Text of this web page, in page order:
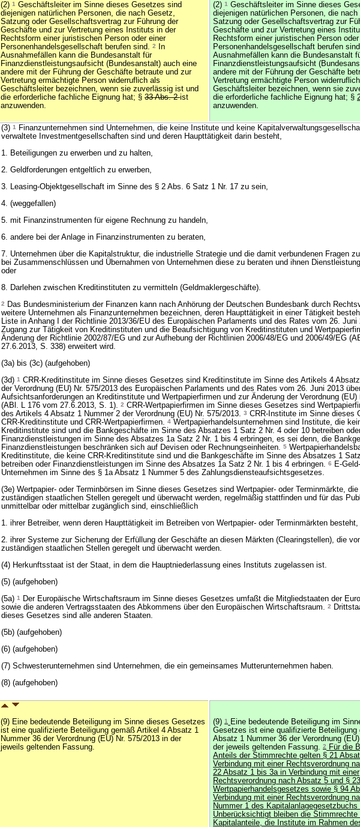
(2) 1 Geschäftsleiter im Sinne dieses Gesetzes sind
diejenigen natürlichen Personen, die nach Gesetz,
Satzung oder Gesellschaftsvertrag zur Führung der
Geschäfte und zur Vertretung eines Instituts in der
Rechtsform einer juristischen Person oder einer
Personenhandelsgesellschaft berufen sind. 2
In
Ausnahmefällen kann die Bundesanstalt für
Finanzdienstleistungsaufsicht (Bundesanstalt) auch eine
andere mit der Führung der Geschäfte betraute und zur
Vertretung ermächtigte Person widerruflich als
Geschäftsleiter bezeichnen, wenn sie zuverlässig ist und
die erforderliche fachliche Eignung hat; § 33 Abs. 2ist
anzuwenden.
(2) 1 Geschäftsleiter im Sinne dieses
diejenigen natürlichen Personen, die nach
Satzung oder Gesellschaftsvertrag zur
Geschäfte und zur Vertretung eines
Rechtsform einer juristischen Person
Personenhandelsgesellschaft berufen
Ausnahmefällen kann die Bundesanstalt
Finanzdienstleistungsaufsicht
andere mit der Führung der Geschäfte
Vertretung ermächtigte Person
Geschäftsleiter bezeichnen, wenn sie
die erforderliche fachliche Eignung hat; §
anzuwenden.
(3) 1
Finanzunternehmen sind Unternehmen, die keine Institute und keine
verwaltete Investmentgesellschaften sind und deren Haupttätigkeit darin besteht,
1. Beteiligungen zu erwerben und zu halten,
2. Geldforderungen entgeltlich zu erwerben,
3. Leasing-Objektgesellschaft im Sinne des § 2 Abs. 6 Satz 1 Nr. 17 zu sein,
4. (weggefallen)
5. mit Finanzinstrumenten für eigene Rechnung zu handeln,
6. andere bei der Anlage in Finanzinstrumenten zu beraten,
7. Unternehmen über die Kapitalstruktur, die industrielle Strategie und die damit verbundenen Fragen
bei Zusammenschlüssen und Übernahmen von Unternehmen diese zu beraten und ihnen
oder
8. Darlehen zwischen Kreditinstituten zu vermitteln (Geldmaklergeschäfte).
2
Das Bundesministerium der Finanzen kann nach Anhörung der Deutschen Bundesbank durch
weitere Unternehmen als Finanzunternehmen bezeichnen, deren Haupttätigkeit in einer Tätigkeit
Liste in Anhang I der Richtlinie 2013/36/EU des Europäischen Parlaments und des Rates vom 26. Juni
Zugang zur Tätigkeit von Kreditinstituten und die Beaufsichtigung von Kreditinstituten und
Änderung der Richtlinie 2002/87/EG und zur Aufhebung der Richtlinien 2006/48/EG und 2006/49/EG
27.6.2013, S. 338) erweitert wird.
(3a) bis (3c) (aufgehoben)
(3d) 1 CRR-Kreditinstitute im Sinne dieses Gesetzes sind Kreditinstitute im Sinne des Artikels 4
der Verordnung (EU) Nr. 575/2013 des Europäischen Parlaments und des Rates vom 26. Juni 2013
Aufsichtsanforderungen an Kreditinstitute und Wertpapierfirmen und zur Änderung der Verordnung (EU)
(ABl. L 176 vom 27.6.2013, S. 1). 2 CRR-Wertpapierfirmen im Sinne dieses Gesetzes sind
des Artikels 4 Absatz 1 Nummer 2 der Verordnung (EU) Nr. 575/2013. 3 CRR-Institute im Sinne dieses
CRR-Kreditinstitute und CRR-Wertpapierfirmen. 4 Wertpapierhandelsunternehmen sind Institute, die
Kreditinstitute sind und die Bankgeschäfte im Sinne des Absatzes 1 Satz 2 Nr. 4 oder 10 betreiben
Finanzdienstleistungen im Sinne des Absatzes 1a Satz 2 Nr. 1 bis 4 erbringen, es sei denn, die
Finanzdienstleistungen beschränken sich auf Devisen oder Rechnungseinheiten. 5
Kreditinstitute, die keine CRR-Kreditinstitute sind und die Bankgeschäfte im Sinne des Absatzes 1
betreiben oder Finanzdienstleistungen im Sinne des Absatzes 1a Satz 2 Nr. 1 bis 4 erbringen. 6
E-
Unternehmen im Sinne des § 1a Absatz 1 Nummer 5 des Zahlungsdiensteaufsichtsgesetzes.
(3e) Wertpapier- oder Terminbörsen im Sinne dieses Gesetzes sind Wertpapier- oder Terminmärkte,
zuständigen staatlichen Stellen geregelt und überwacht werden, regelmäßig stattfinden und für das
unmittelbar oder mittelbar zugänglich sind, einschließlich
1. ihrer Betreiber, wenn deren Haupttätigkeit im Betreiben von Wertpapier- oder Terminmärkten besteht,
2. ihrer Systeme zur Sicherung der Erfüllung der Geschäfte an diesen Märkten (Clearingstellen), die
zuständigen staatlichen Stellen geregelt und überwacht werden.
(4) Herkunftsstaat ist der Staat, in dem die Hauptniederlassung eines Instituts zugelassen ist.
(5) (aufgehoben)
(5a) 1
Der Europäische Wirtschaftsraum im Sinne dieses Gesetzes umfaßt die Mitgliedstaaten der
sowie die anderen Vertragsstaaten des Abkommens über den Europäischen Wirtschaftsraum. 2
dieses Gesetzes sind alle anderen Staaten.
(5b) (aufgehoben)
(6) (aufgehoben)
(7) Schwesterunternehmen sind Unternehmen, die ein gemeinsames Mutterunternehmen haben.
(8) (aufgehoben)
(9) Eine bedeutende Beteiligung im Sinne dieses Gesetzes
ist eine qualifizierte Beteiligung gemäß Artikel 4 Absatz 1
Nummer 36 der Verordnung (EU) Nr. 575/2013 in der
jeweils geltenden Fassung.
(9) 1
Eine bedeutende Beteiligung im
Gesetzes ist eine qualifizierte Beteiligung
Absatz 1 Nummer 36 der Verordnung
der jeweils geltenden Fassung. 2
Für die
Anteils der Stimmrechte gelten § 21
Verbindung mit einer Rechtsverordnung
22 Absatz 1 bis 3a in Verbindung mit einer
Rechtsverordnung nach Absatz 5 und §
Wertpapierhandelsgesetzes sowie § 94
Verbindung mit einer Rechtsverordnung
Nummer 1 des Kapitalanlagegesetzbuchs
Unberücksichtigt bleiben die Stimmrechte
Kapitalanteile, die Institute im Rahmen